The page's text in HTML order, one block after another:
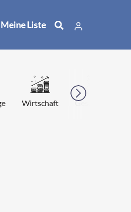
Meine Liste
Wirtschaft Geschichte